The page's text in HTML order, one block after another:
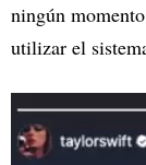
ningún
utilizar el